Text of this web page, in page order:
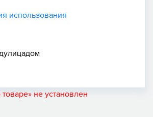
использования
улицадом
не установлен